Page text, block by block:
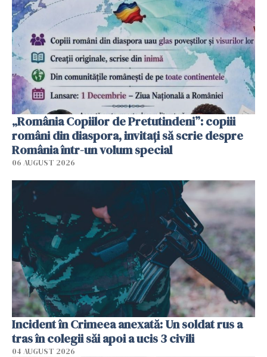
„România Copiilor de Pretutindeni”: copiii
români din diaspora, invitați să scrie despre
România într-un volum special
06 AUGUST 2026
Incident în Crimeea anexată: Un soldat rus a
tras în colegii săi apoi a ucis 3 civili
04 AUGUST 2026